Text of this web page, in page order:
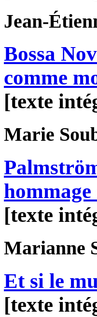
Jean-
Bossa
comme
[texte
Marie
[texte
Marianne
Et si le
[texte